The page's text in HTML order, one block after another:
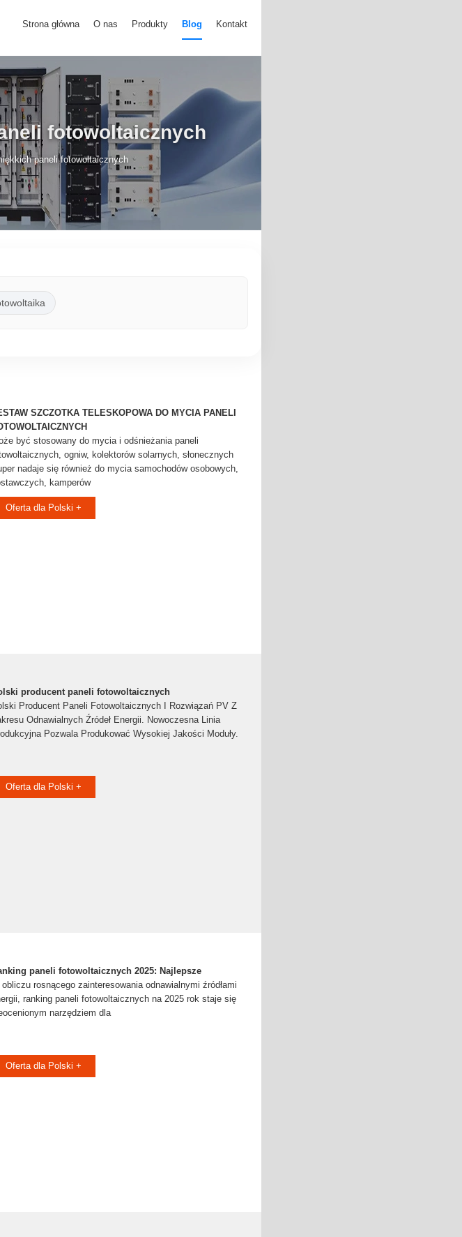
Strona główna O nas Produkty Blog Kontakt
fotowoltaicznych
paneli fotowoltaicznych
SZCZOTKA TELESKOPOWA DO MYCIA PANELI
być stosowany do mycia i odśnieżania paneli
ogniw, kolektorów solarnych, słonecznych
nadaje się również do mycia samochodów osobowych,
kamperów
Oferta dla Polski +
producent paneli fotowoltaicznych
Producent Paneli Fotowoltaicznych I Rozwiązań PV Z
Odnawialnych Źródeł Energii. Nowoczesna Linia
Pozwala Produkować Wysokiej Jakości Moduły.
Oferta dla Polski +
paneli fotowoltaicznych 2025: Najlepsze
obliczu rosnącego zainteresowania odnawialnymi źródłami
ranking paneli fotowoltaicznych na 2025 rok staje się
narzędziem dla
Oferta dla Polski +